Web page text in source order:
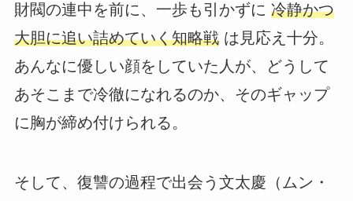
財閥の連中を前に、一歩も引かずに 冷静かつ
大胆に追い詰めていく知略戦は見応え十分。
あんなに優しい顔をしていた人が、どうして
あそこまで冷徹になれるのか、そのギャップ
に胸が締め付けられる。
そして、復讐の過程で出会う文太慶（ムン・